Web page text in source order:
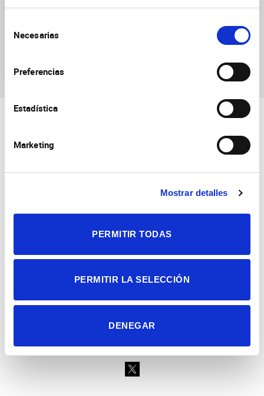
Necesarias
Preferencias
Estadística
Marketing
Mostrar detalles
PERMITIR TODAS
PERMITIR LA SELECCIÓN
DENEGAR
Generación y regeneración
Consejo Superior de Investigaciones Científicas
Campus de San Juan | Sant Joan d’Alacant
Contacto
Fax + 34 965 91 95 61